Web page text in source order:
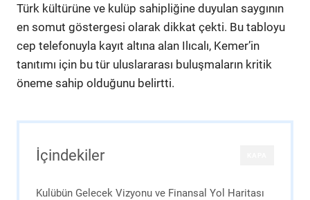
Türk kültürüne ve kulüp sahipliğine duyulan saygının
en somut göstergesi olarak dikkat çekti. Bu tabloyu
cep telefonuyla kayıt altına alan Ilıcalı, Kemer’in
tanıtımı için bu tür uluslararası buluşmaların kritik
öneme sahip olduğunu belirtti.
İçindekiler
Kulübün Gelecek Vizyonu ve Finansal Yol Haritası